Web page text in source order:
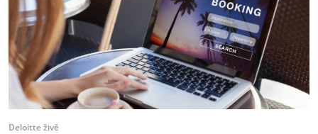
Deloitte živě